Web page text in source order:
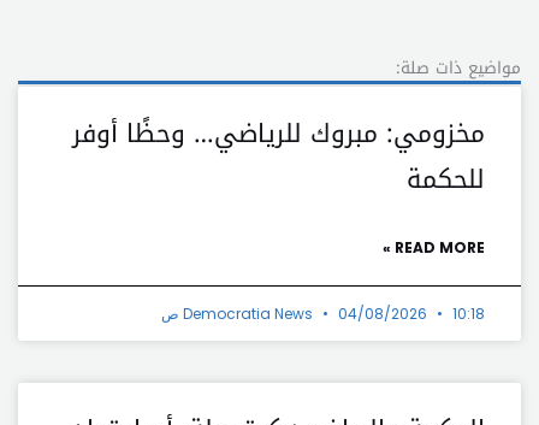
مواضيع ذات صلة:
مخزومي: مبروك للرياضي… وحظًا أوفر
للحكمة
READ MORE »
Democratia News 04/08/2026 10:18 ص